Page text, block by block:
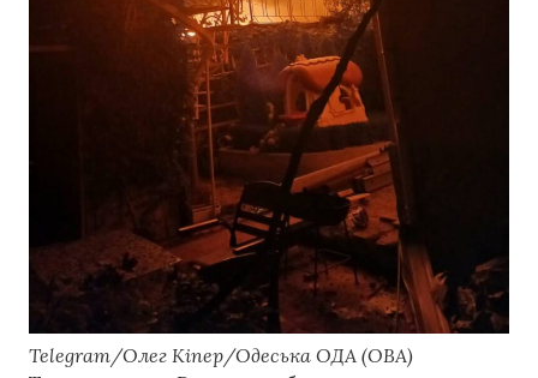
Telegram/Олег Кіпер/Одеська ОДА (ОВА)